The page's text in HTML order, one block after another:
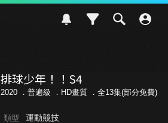
排球少年！！S4
2020 ． 普遍級 ．HD畫質 ．全13集(部分免費)
類型 運動競技